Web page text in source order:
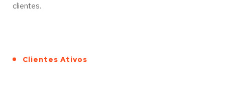
clientes.
Clientes Ativos